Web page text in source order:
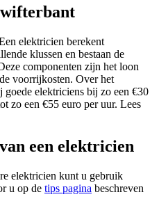
elektricien berekent
klussen en bestaan de
componenten zijn het loon
voorrijkosten. Over het
goede elektriciens bij zo een €30
zo een €55 euro per uur. Lees
een elektricien
elektricien kunt u gebruik
u op de tips pagina beschreven